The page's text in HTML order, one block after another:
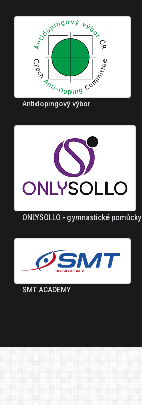
Antidopingový výbor
ONLYSOLLO - gymnastické pomůcky
SMT ACADEMY